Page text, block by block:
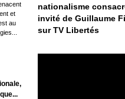
et
au
nationalisme
invité de Guillaume
sur TV Libertés